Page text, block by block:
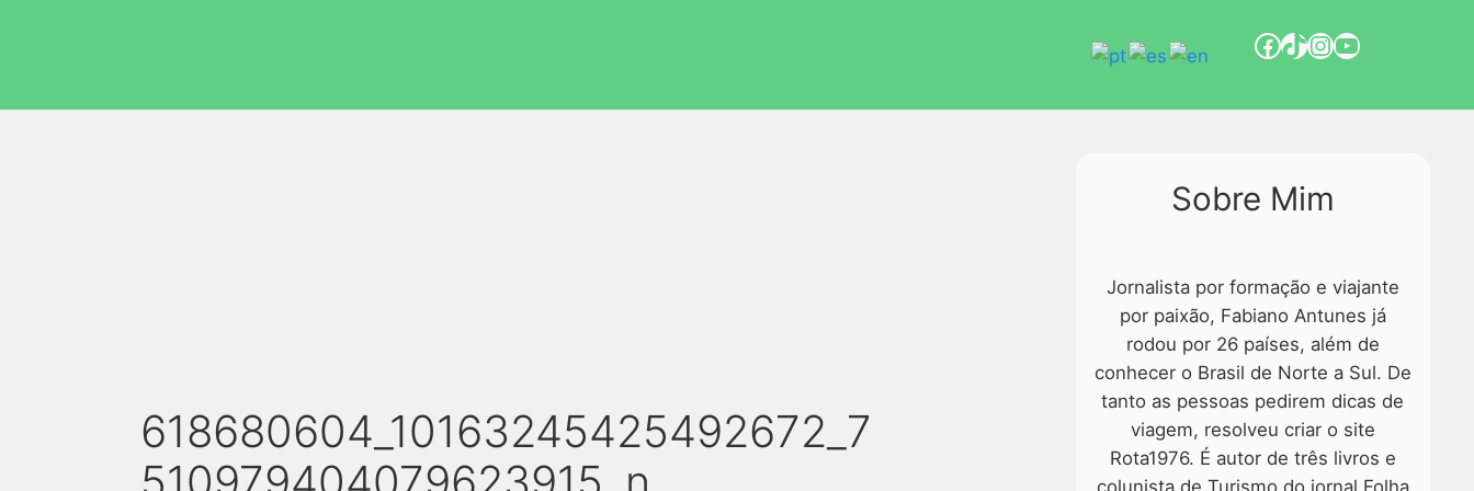
618680604_10163245425492672_7
Sobre Mim
Jornalista por formação e viajante
por paixão, Fabiano Antunes já
rodou por 26 países, além de
conhecer o Brasil de Norte a Sul. De
tanto as pessoas pedirem dicas de
viagem, resolveu criar o site
Rota1976. É autor de três livros e
colunista de Turismo do jornal Folha